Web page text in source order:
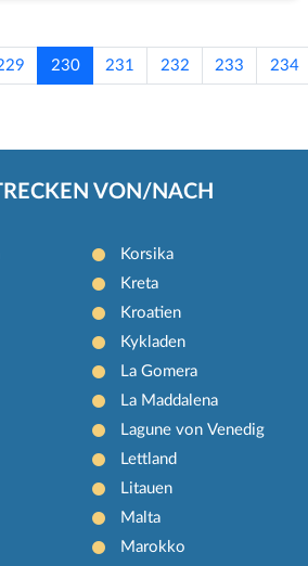
230 231 232 233 234
VON/NACH
Korsika
Kreta
Kroatien
Kykladen
La Gomera
La Maddalena
Lagune von Venedig
Lettland
Litauen
Malta
Marokko